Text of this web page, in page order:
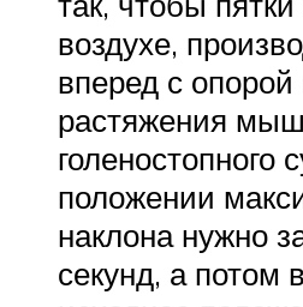
воздухе,
вперед с опорой
растяжения
голеностопного
положении
наклона нужно
секунд, а потом